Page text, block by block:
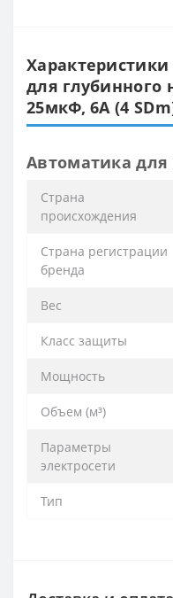
для глубинного
25мкФ, 6А (4
Автоматика для
Cтрана
происхождения
Cтрана регистрации
бренда
Вес
Класс защиты
Мощность
Объем (м³)
Параметры
электросети
Тип